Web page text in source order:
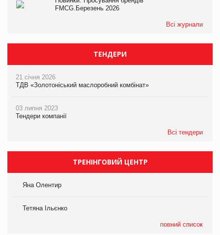
FMCG.Березень 2026
Всі журнали
ТЕНДЕРИ
21 січня 2026
ТДВ «Золотоніський маслоробний комбінат»
03 липня 2023
Тендери компанії
Всі тендери
ТРЕНІНГОВИЙ ЦЕНТР
Яна Олентир
Тетяна Ільєнко
повний список